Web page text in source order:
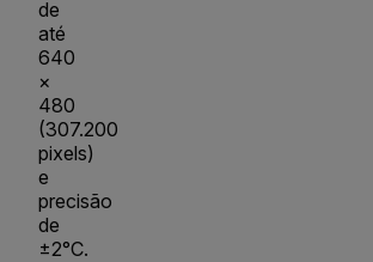
de
até
640
×
480
(307.200
pixels)
e
precisão
de
±2°C.